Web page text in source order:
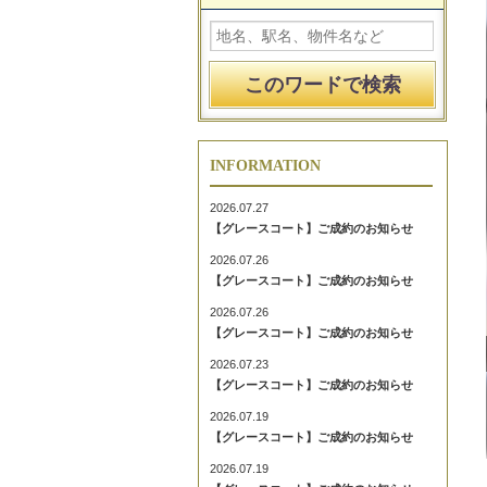
INFORMATION
2026.07.27
【グレースコート】ご成約のお知らせ
2026.07.26
【グレースコート】ご成約のお知らせ
2026.07.26
【グレースコート】ご成約のお知らせ
2026.07.23
【グレースコート】ご成約のお知らせ
2026.07.19
【グレースコート】ご成約のお知らせ
2026.07.19